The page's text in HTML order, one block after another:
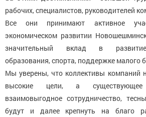
рабочих, специалистов, руководителей
Все они принимают активное
экономическом развитии
значительный вклад в развитие
образования, спорта, поддержке малого
Мы уверены, что коллективы компаний
высокие цели, а
взаимовыгодное сотрудничество,
будут и далее крепнуть на благо